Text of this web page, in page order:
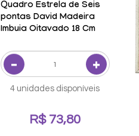
Quadro Estrela de Seis
pontas David Madeira
Imbuia Oitavado 18 Cm
4 unidades disponíveis
R$ 73,80